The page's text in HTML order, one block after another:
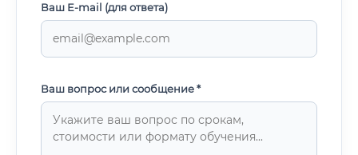
Ваш E-mail (для ответа)
Ваш вопрос или сообщение *